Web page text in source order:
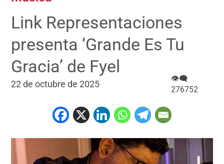
Link Representaciones
presenta ‘Grande Es Tu
Gracia’ de Fyel
22 de octubre de 2025
👁‍🗨
276752